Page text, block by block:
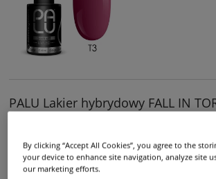
PALU Lakier hybrydowy FALL IN
By clicking “Accept All Cookies”, you agree to the
your device to enhance site navigation, analyze site
our marketing efforts.